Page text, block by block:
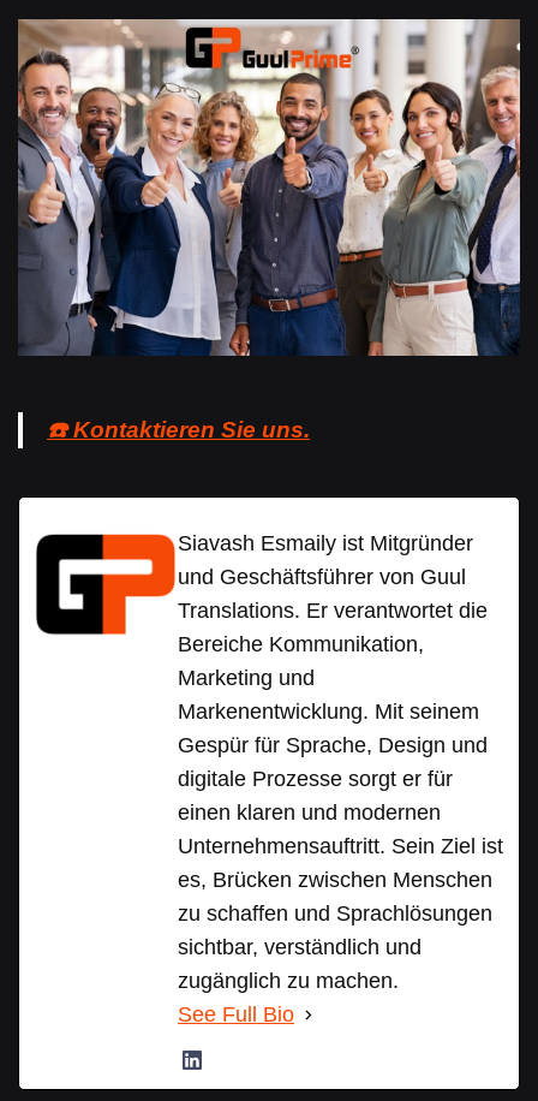
☎️ Kontaktieren Sie uns.
Siavash Esmaily ist Mitgründer
und Geschäftsführer von Guul
Translations. Er verantwortet die
Bereiche Kommunikation,
Marketing und
Markenentwicklung. Mit seinem
Gespür für Sprache, Design und
digitale Prozesse sorgt er für
einen klaren und modernen
Unternehmensauftritt. Sein Ziel ist
es, Brücken zwischen Menschen
zu schaffen und Sprachlösungen
sichtbar, verständlich und
zugänglich zu machen.
See Full Bio